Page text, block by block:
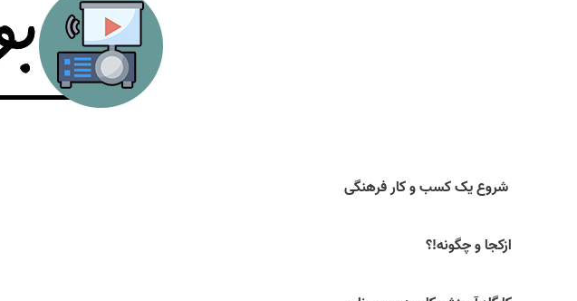
شروع یک کسب و کار فرهنگی
ازکجا و چگونه!؟